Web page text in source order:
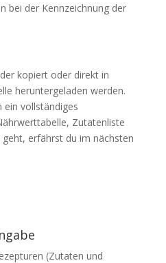
bei der Kennzeichnung der
kopiert oder direkt in
heruntergeladen werden.
ein vollständiges
Zutatenliste
erfährst du im nächsten
(Zutaten und